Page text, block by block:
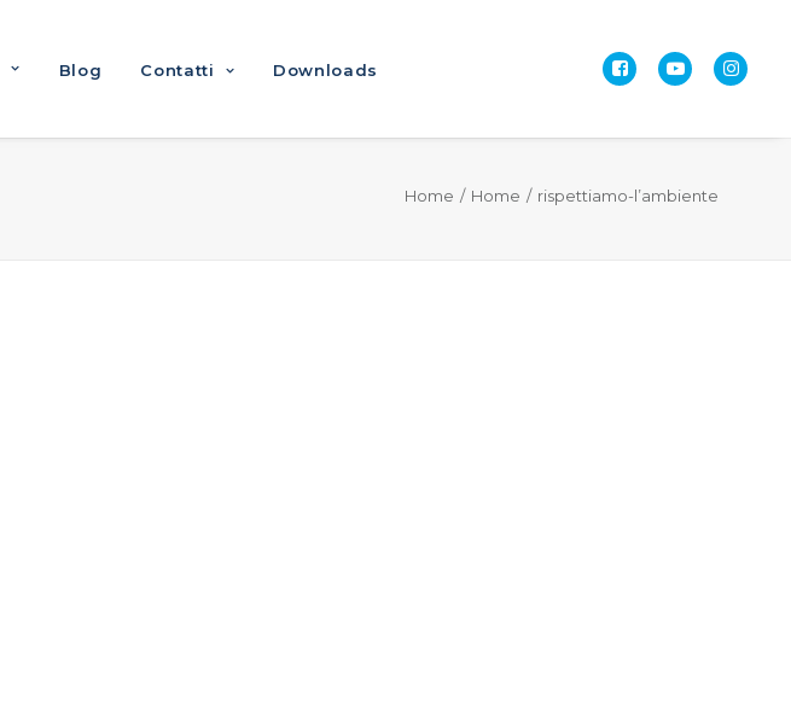
Blog Contatti Downloads
Home Home rispettiamo-l’ambiente